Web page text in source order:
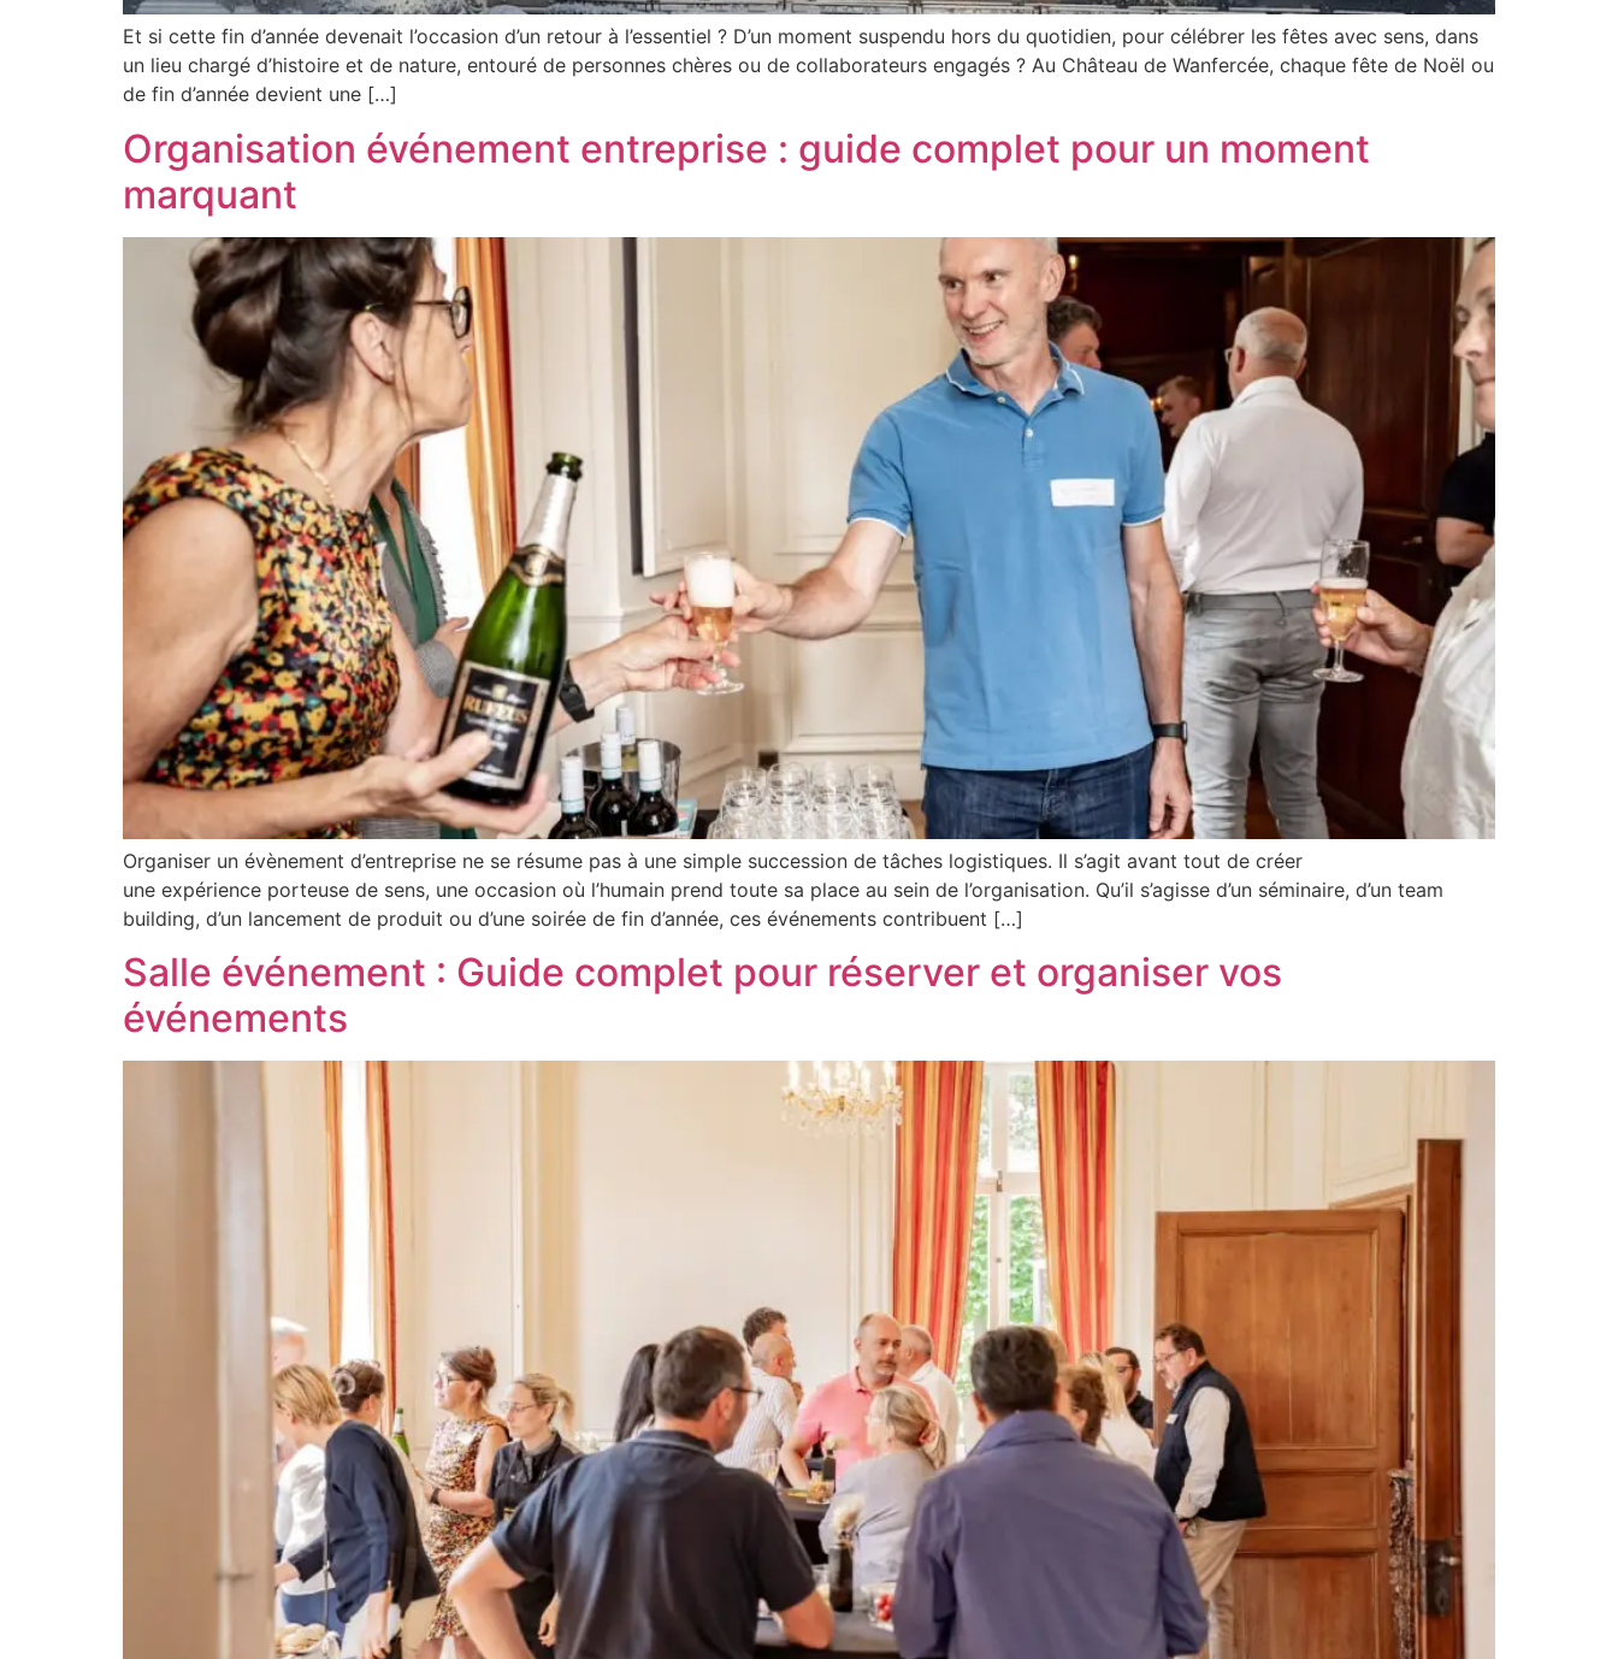
Et si cette fin d’année devenait l’occasion d’un retour à l’essentiel ? D’un moment suspendu hors du quotidien, pour célébrer les fêtes avec sens, dans
un lieu chargé d’histoire et de nature, entouré de personnes chères ou de collaborateurs engagés ? Au Château de Wanfercée, chaque fête de Noël ou
de fin d’année devient une […]
Organisation événement entreprise : guide complet pour un moment
marquant
Organiser un évènement d’entreprise ne se résume pas à une simple succession de tâches logistiques. Il s’agit avant tout de créer
une expérience porteuse de sens, une occasion où l’humain prend toute sa place au sein de l’organisation. Qu’il s’agisse d’un séminaire, d’un team
building, d’un lancement de produit ou d’une soirée de fin d’année, ces événements contribuent […]
Salle événement : Guide complet pour réserver et organiser vos
événements